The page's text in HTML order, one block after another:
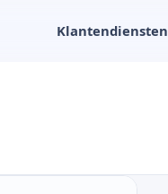
Klantendiensten